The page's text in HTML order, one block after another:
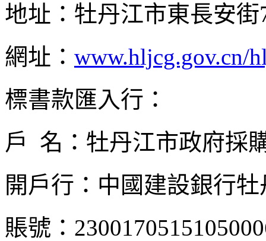
地址：牡丹江市東長安街
網址： www.hljcg.gov.cn/
標書款匯入行：
戶 名：牡丹江市政府採
開戶行：中國建設銀行
賬號：